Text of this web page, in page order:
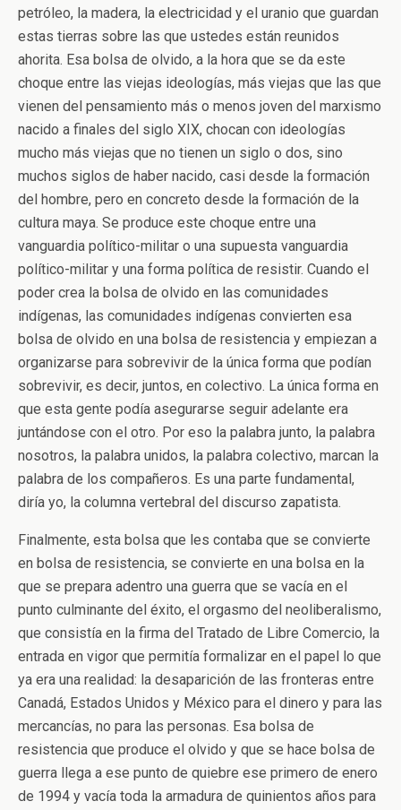
petróleo, la madera, la electricidad y el uranio que guardan
estas tierras sobre las que ustedes están reunidos
ahorita. Esa bolsa de olvido, a la hora que se da este
choque entre las viejas ideologías, más viejas que las que
vienen del pensamiento más o menos joven del marxismo
nacido a finales del siglo XIX, chocan con ideologías
mucho más viejas que no tienen un siglo o dos, sino
muchos siglos de haber nacido, casi desde la formación
del hombre, pero en concreto desde la formación de la
cultura maya. Se produce este choque entre una
vanguardia político-militar o una supuesta vanguardia
político-militar y una forma política de resistir. Cuando el
poder crea la bolsa de olvido en las comunidades
indígenas, las comunidades indígenas convierten esa
bolsa de olvido en una bolsa de resistencia y empiezan a
organizarse para sobrevivir de la única forma que podían
sobrevivir, es decir, juntos, en colectivo. La única forma en
que esta gente podía asegurarse seguir adelante era
juntándose con el otro. Por eso la palabra junto, la palabra
nosotros, la palabra unidos, la palabra colectivo, marcan la
palabra de los compañeros. Es una parte fundamental,
diría yo, la columna vertebral del discurso zapatista.
Finalmente, esta bolsa que les contaba que se convierte
en bolsa de resistencia, se convierte en una bolsa en la
que se prepara adentro una guerra que se vacía en el
punto culminante del éxito, el orgasmo del neoliberalismo,
que consistía en la firma del Tratado de Libre Comercio, la
entrada en vigor que permitía formalizar en el papel lo que
ya era una realidad: la desaparición de las fronteras entre
Canadá, Estados Unidos y México para el dinero y para las
mercancías, no para las personas. Esa bolsa de
resistencia que produce el olvido y que se hace bolsa de
guerra llega a ese punto de quiebre ese primero de enero
de 1994 y vacía toda la armadura de quinientos años para